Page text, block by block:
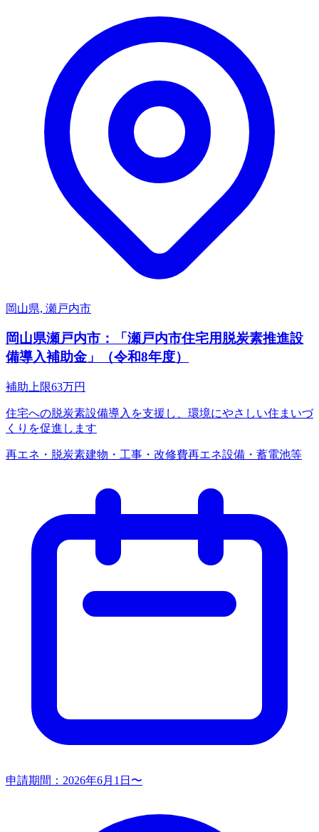
岡山県, 瀬戸内市
岡山県瀬戸内市：「瀬戸内市住宅用脱炭素推進設
備導入補助金」（令和8年度）
補助上限63万円
住宅への脱炭素設備導入を支援し、環境にやさしい住まいづ
くりを促進します
再エネ・脱炭素建物・工事・改修費再エネ設備・蓄電池等
申請期間： 2026年6月1日〜